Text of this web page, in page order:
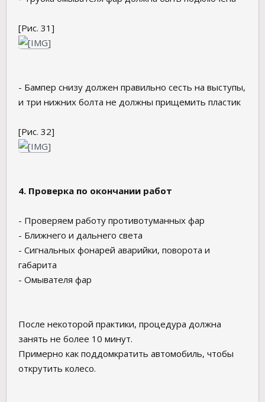
[Рис. 31]
- Бампер снизу должен правильно сесть на выступы,
и три нижних болта не должны прищемить пластик
[Рис. 32]
4. Проверка по окончании работ
- Проверяем работу противотуманных фар
- Ближнего и дальнего света
- Сигнальных фонарей аварийки, поворота и
габарита
- Омывателя фар
После некоторой практики, процедура должна
занять не более 10 минут.
Примерно как поддомкратить автомобиль, чтобы
открутить колесо.